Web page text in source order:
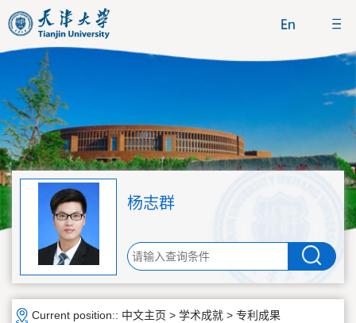
杨志群
Current position:: 中文主页 > 学术成就 > 专利成果